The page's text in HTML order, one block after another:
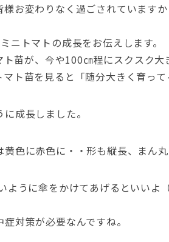
お変わりなく過ごされていますか
ニトマトの成長をお伝えします。
苗が、今や100㎝程にスクスク大
ト苗を見ると「随分大きく育って
真のように成長しまし
色に赤色に・・形も縦長、まん丸
ように傘をかけてあげるといい
対策が必要なんですね。